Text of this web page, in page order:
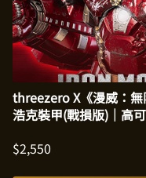
threezero X《漫威：
浩克裝甲(戰損版)｜高
$2,550